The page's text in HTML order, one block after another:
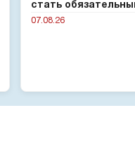
стать
07.08.26